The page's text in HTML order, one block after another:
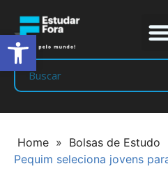
Home » Bolsas de Estudo
Pequim seleciona jovens
Abrir a barra de ferramentas